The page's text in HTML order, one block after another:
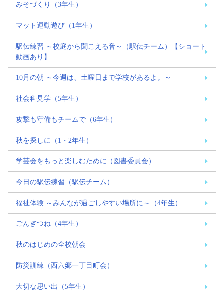
みそづくり（3年生）
マット運動遊び（1年生）
駅伝練習 ～校庭から聞こえる音～（駅伝チーム）【ショート
動画あり】
10月の朝 ～今週は、土曜日まで学校があるよ。～
社会科見学（5年生）
攻撃も守備もチームで（6年生）
秋を探しに（1・2年生）
学芸会をもっと楽しむために（図書委員会）
今日の駅伝練習（駅伝チーム）
福祉体験 ～みんなが過ごしやすい場所に～（4年生）
ごんぎつね（4年生）
秋のはじめの全校朝会
防災訓練（西六郷一丁目町会）
大切な思い出（5年生）